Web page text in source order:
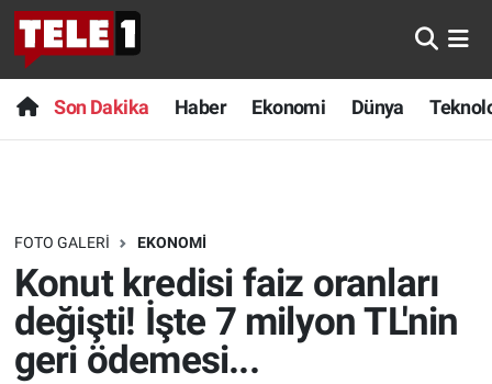
Son Dakika Haber Ekonomi Dünya
FOTO GALERI EKONOMI
Konut kredisi faiz oranları
değişti! İşte 7 milyon TL'nin
geri ödemesi...
Anında Manşet
Başka Sohbetler
Bilim turu
Bilim ve Teknoloji Evreni
Doğa Konuşuyor
Son Dakika
Haber
Dünya
Teknoloji
Sağlık
Nöbetçi Eczaneler
Hava Durumu
Trafik Durumu
Süper Lig Puan Durumu ve Fikstür
Tüm Manşetler